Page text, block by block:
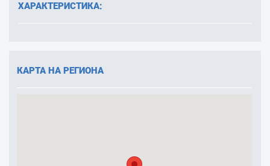
ХАРАКТЕРИСТИКА:
КАРТА НА РЕГИОНА